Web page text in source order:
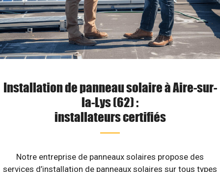
Installation de panneau solaire à Aire-sur-
la-Lys (62) :
installateurs certifiés
Notre entreprise de panneaux solaires propose des
services d’installation de panneaux solaires sur tous types